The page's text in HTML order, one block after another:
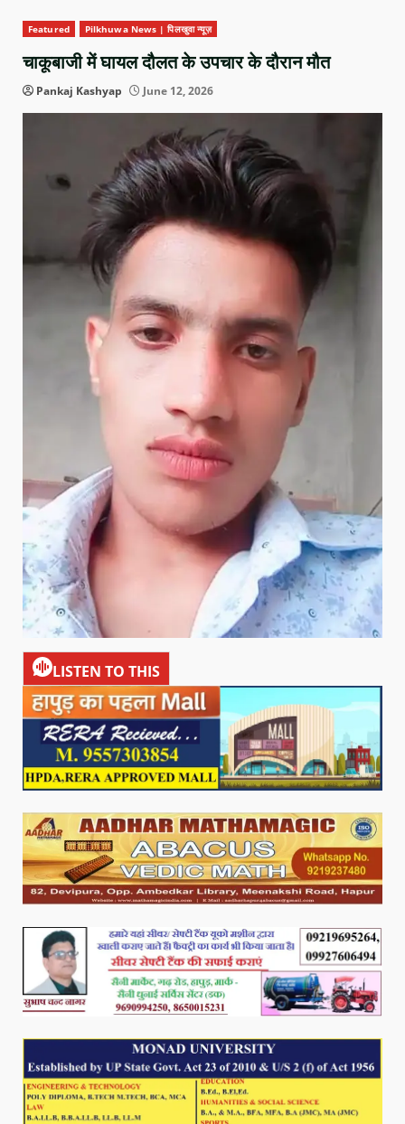
Featured Pilkhuwa News | पिलखुवा न्यूज़
चाकूबाजी में घायल दौलत के उपचार के दौरान मौत
Pankaj Kashyap June 12, 2026
LISTEN TO THIS